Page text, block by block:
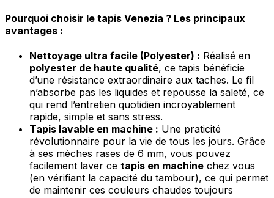
Pourquoi choisir le tapis Venezia ? Les principaux
avantages :
Nettoyage ultra facile (Polyester) : Réalisé en
polyester de haute qualité, ce tapis bénéficie
d’une résistance extraordinaire aux taches. Le fil
n’absorbe pas les liquides et repousse la saleté, ce
qui rend l’entretien quotidien incroyablement
rapide, simple et sans stress.
Tapis lavable en machine : Une praticité
révolutionnaire pour la vie de tous les jours. Grâce
à ses mèches rases de 6 mm, vous pouvez
facilement laver ce tapis en machine chez vous
(en vérifiant la capacité du tambour), ce qui permet
de maintenir ces couleurs chaudes toujours